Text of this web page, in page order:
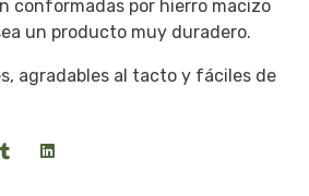
conformadas por hierro macizo
un producto muy duradero.
agradables al tacto y fáciles de